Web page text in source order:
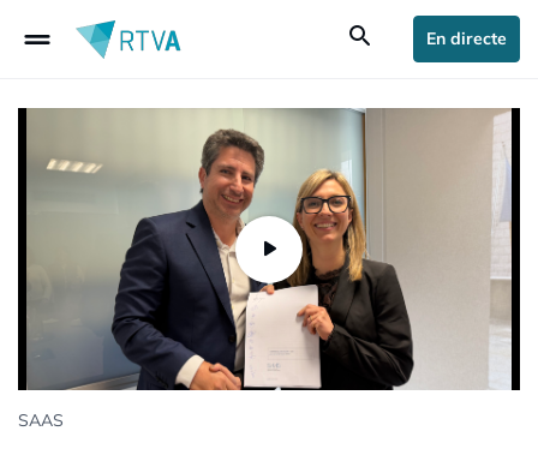
drag_handle search En directe
SAAS